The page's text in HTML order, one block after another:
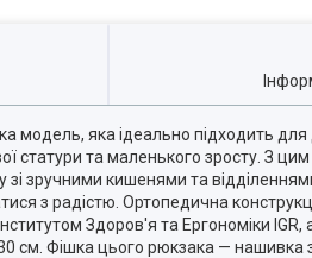
яка ідеально підходить для
статури та маленького зросту. З
зі зручними кишенями та
з радістю. Ортопедична
Здоров'я та Ергономіки IGR,
см. Фішка цього рюкзака —